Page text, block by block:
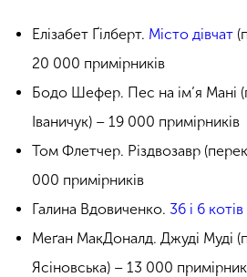
Елізабет Ґілберт. Місто дівчат
20 000 примірників
Бодо Шефер. Пес на ім’я Мані
Іваничук) – 19 000 примірників
Том Флетчер. Різдвозавр
000 примірників
Галина Вдовиченко. 36 і 6 котів
Меґан МакДоналд. Джуді Муді
Ясіновська) – 13 000